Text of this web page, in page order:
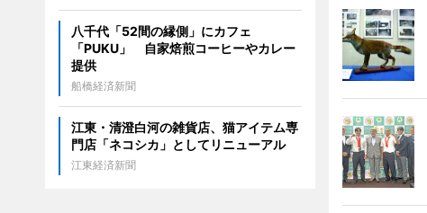
八千代「52間の縁側」にカフェ
「PUKU」 自家焙煎コーヒーやカレー
提供
船橋経済新聞
江東・清澄白河の雑貨店、猫アイテム専
門店「ネコシカ」としてリニューアル
江東経済新聞